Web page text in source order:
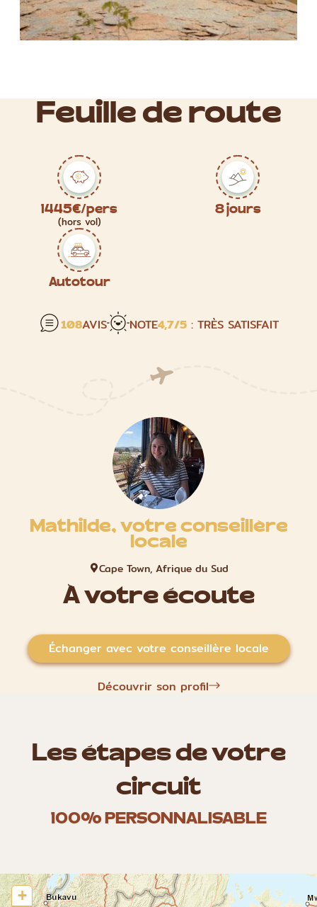
Feuille de route
1445€/pers
(hors vol)
8 jours
Autotour
108AVIS NOTE4,7/5 : TRÈS SATISFAIT
Mathilde, votre conseillère
locale
Cape Town, Afrique du Sud
À votre écoute
Échanger avec votre conseillère locale
Découvrir son profil
Les étapes de votre
circuit
100% PERSONNALISABLE
+